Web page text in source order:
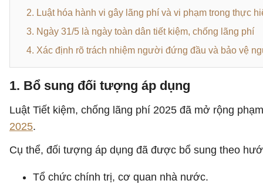
2. Luật hóa hành vi gây lãng phí và vi phạm trong thực
3. Ngày 31/5 là ngày toàn dân tiết kiệm, chống lãng phí
4. Xác định rõ trách nhiệm người đứng đầu và bảo vệ
1. Bổ sung đối tượng áp dụng
Luật Tiết kiệm, chống lãng phí 2025 đã mở rộng
2025.
Cụ thể, đối tượng áp dụng đã được bổ sung theo
Tổ chức chính trị, cơ quan nhà nước.